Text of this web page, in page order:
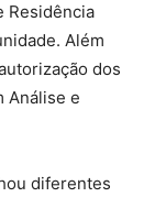
Residência
Além
dos
Análise e
diferentes